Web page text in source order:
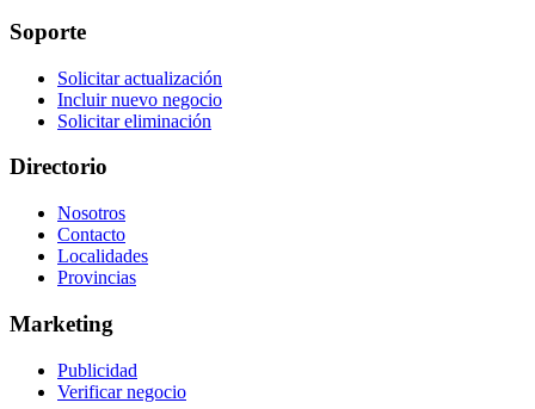
Soporte
Solicitar actualización
Incluir nuevo negocio
Solicitar eliminación
Directorio
Nosotros
Contacto
Localidades
Provincias
Marketing
Publicidad
Verificar negocio